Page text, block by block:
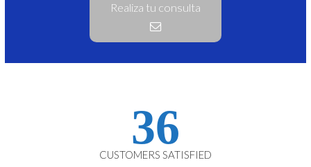
Realiza tu consulta
36
CUSTOMERS SATISFIED